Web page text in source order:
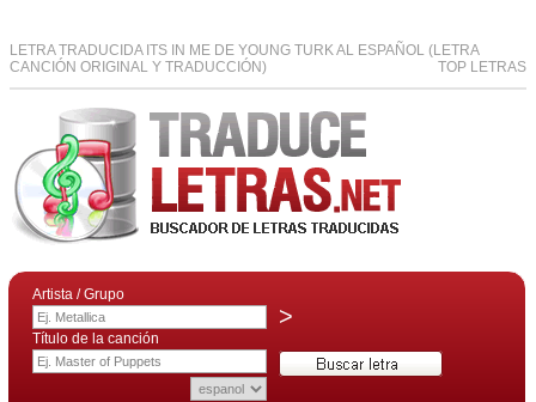
LETRA TRADUCIDA ITS IN ME DE YOUNG TURK AL ESPAÑOL (LETRA
CANCIÓN ORIGINAL Y TRADUCCIÓN)
TOP LETRAS
Artista / Grupo
>
Título de la canción